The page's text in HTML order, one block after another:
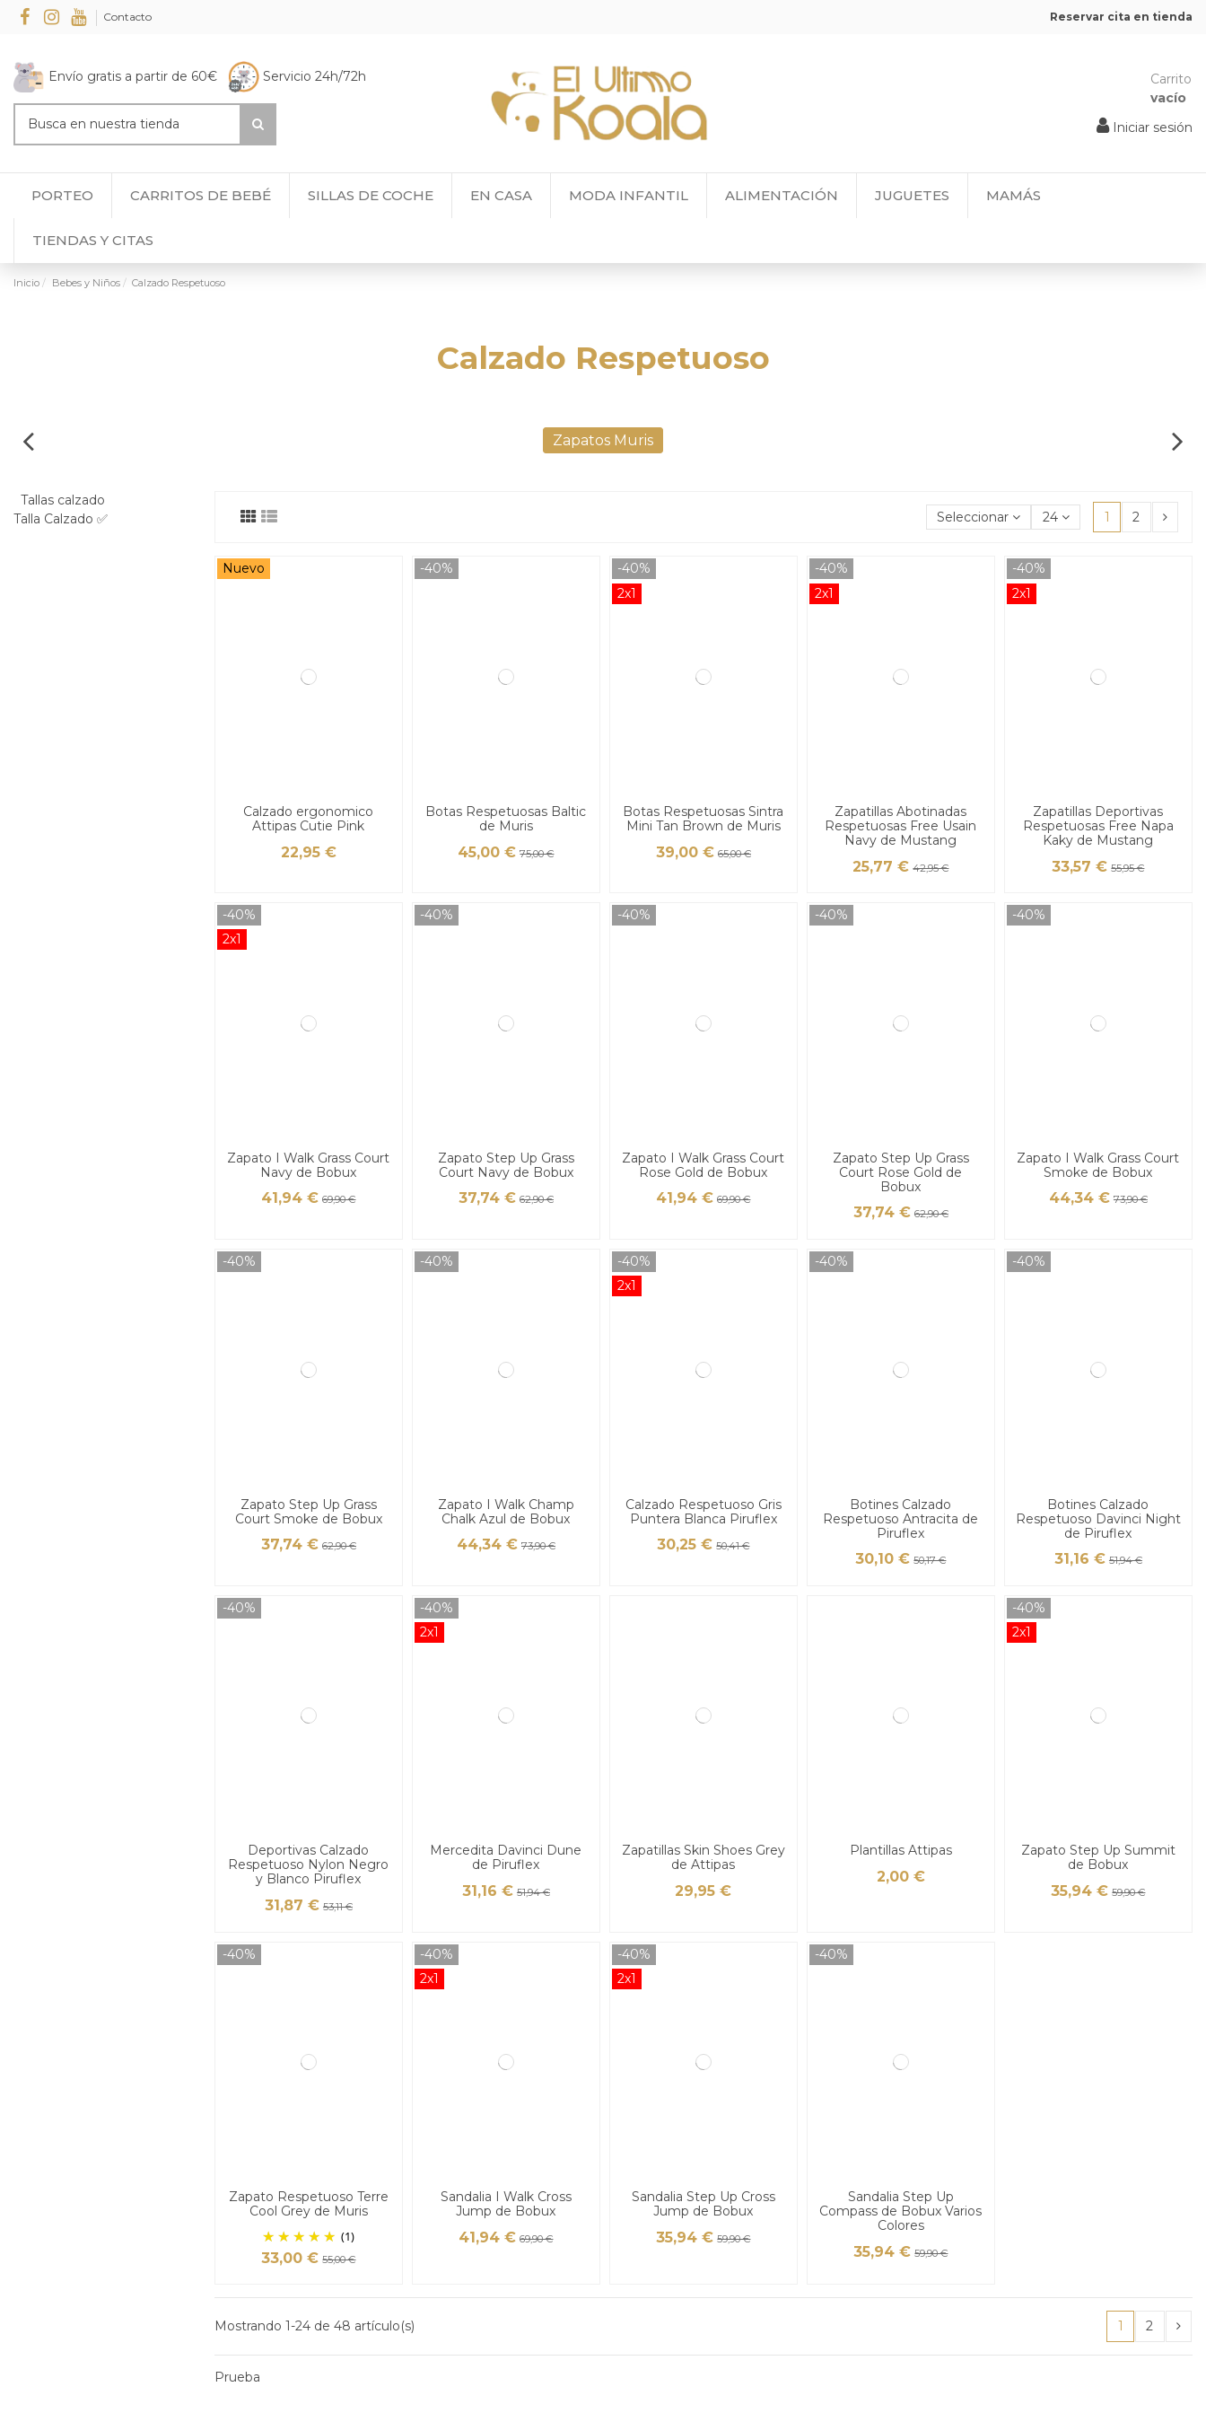
Contacto Reservar cita en tienda
Envío gratis a partir de 60€ Servicio 24h/72h
Carrito
vacío
Iniciar sesión
PORTEO CARRITOS DE BEBÉ SILLAS DE COCHE EN CASA MODA INFANTIL ALIMENTACIÓN JUGUETES MAMÁS
TIENDAS Y CITAS
Inicio Bebes y Niños Calzado Respetuoso
Calzado Respetuoso
Zapatos Muris
Seleccionar 24 1 2
Nuevo
Calzado ergonomico
Attipas Cutie Pink
22,95 €
-40%
Botas Respetuosas Baltic
de Muris
45,00 € 75,00 €
-40%
2x1
Botas Respetuosas Sintra
Mini Tan Brown de Muris
39,00 € 65,00 €
-40%
2x1
Zapatillas Abotinadas
Respetuosas Free Usain
Navy de Mustang
25,77 € 42,95 €
-40%
2x1
Zapatillas Deportivas
Respetuosas Free Napa
Kaky de Mustang
33,57 € 55,95 €
-40%
2x1
Zapato I Walk Grass Court
Navy de Bobux
41,94 € 69,90 €
-40%
Zapato Step Up Grass
Court Navy de Bobux
37,74 € 62,90 €
-40%
Zapato I Walk Grass Court
Rose Gold de Bobux
41,94 € 69,90 €
-40%
Zapato Step Up Grass
Court Rose Gold de
Bobux
37,74 € 62,90 €
-40%
Zapato I Walk Grass Court
Smoke de Bobux
44,34 € 73,90 €
-40%
Zapato Step Up Grass
Court Smoke de Bobux
37,74 € 62,90 €
-40%
Zapato I Walk Champ
Chalk Azul de Bobux
44,34 € 73,90 €
-40%
2x1
Calzado Respetuoso Gris
Puntera Blanca Piruflex
30,25 € 50,41 €
-40%
Botines Calzado
Respetuoso Antracita de
Piruflex
30,10 € 50,17 €
-40%
Botines Calzado
Respetuoso Davinci Night
de Piruflex
31,16 € 51,94 €
-40%
Deportivas Calzado
Respetuoso Nylon Negro
y Blanco Piruflex
31,87 € 53,11 €
-40%
2x1
Mercedita Davinci Dune
de Piruflex
31,16 € 51,94 €
Zapatillas Skin Shoes Grey
de Attipas
29,95 €
Plantillas Attipas
2,00 €
-40%
2x1
Zapato Step Up Summit
de Bobux
35,94 € 59,90 €
-40%
Zapato Respetuoso Terre
Cool Grey de Muris
(1)
33,00 € 55,00 €
-40%
2x1
Sandalia I Walk Cross
Jump de Bobux
41,94 € 69,90 €
-40%
2x1
Sandalia Step Up Cross
Jump de Bobux
35,94 € 59,90 €
-40%
Sandalia Step Up
Compass de Bobux Varios
Colores
35,94 € 59,90 €
Mostrando 1-24 de 48 artículo(s) 1 2
Prueba
Tallas calzado
Talla Calzado ✅